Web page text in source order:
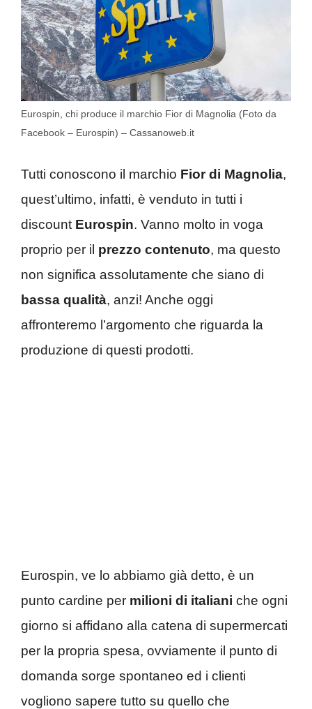
Eurospin, chi produce il marchio Fior di Magnolia (Foto da
Facebook – Eurospin) – Cassanoweb.it
Tutti conoscono il marchio Fior di Magnolia,
quest’ultimo, infatti, è venduto in tutti i
discount Eurospin. Vanno molto in voga
proprio per il prezzo contenuto, ma questo
non significa assolutamente che siano di
bassa qualità, anzi! Anche oggi
affronteremo l’argomento che riguarda la
produzione di questi prodotti.
Eurospin, ve lo abbiamo già detto, è un
punto cardine per milioni di italiani che ogni
giorno si affidano alla catena di supermercati
per la propria spesa, ovviamente il punto di
domanda sorge spontaneo ed i clienti
vogliono sapere tutto su quello che